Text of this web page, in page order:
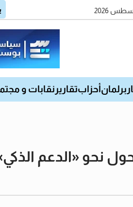
برلمان أحزابتقارير نقابات و
نحو «الدعم